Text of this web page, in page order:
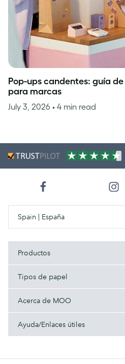
Pop-ups candentes: guía
para marcas
July 3, 2026 • 4 min read
Spain | España
Productos
Tipos de papel
Acerca de MOO
Ayuda/Enlaces útiles